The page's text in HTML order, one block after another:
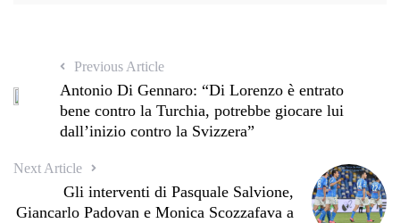
Previous Article
Antonio Di Gennaro: “Di Lorenzo è entrato
bene contro la Turchia, potrebbe giocare lui
dall’inizio contro la Svizzera”
Next Article
Gli interventi di Pasquale Salvione,
Giancarlo Padovan e Monica Scozzafava a